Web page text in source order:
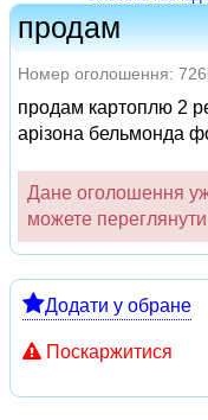
продам
Номер оголошення:
продам картоплю 2
арізона бельмонда
Дане оголошення
можете переглянути
Додати у обране
Поскаржитися